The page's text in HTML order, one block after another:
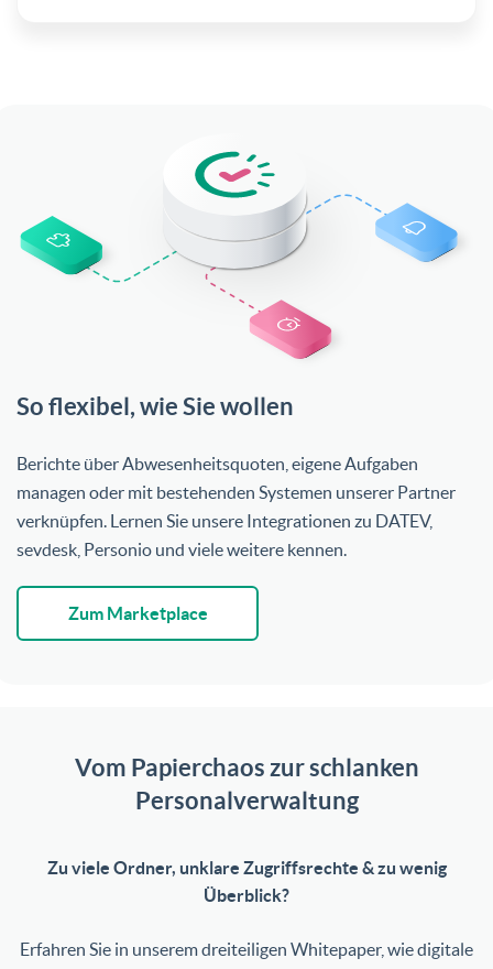
So flexibel, wie Sie wollen
Berichte über Abwesenheitsquoten, eigene Aufgaben
managen oder mit bestehenden Systemen unserer Partner
verknüpfen. Lernen Sie unsere Integrationen zu DATEV,
sevdesk, Personio und viele weitere kennen.
Zum Marketplace
Vom Papierchaos zur schlanken
Personalverwaltung
Zu viele Ordner, unklare Zugriffsrechte & zu wenig
Überblick?
Erfahren Sie in unserem dreiteiligen Whitepaper, wie digitale